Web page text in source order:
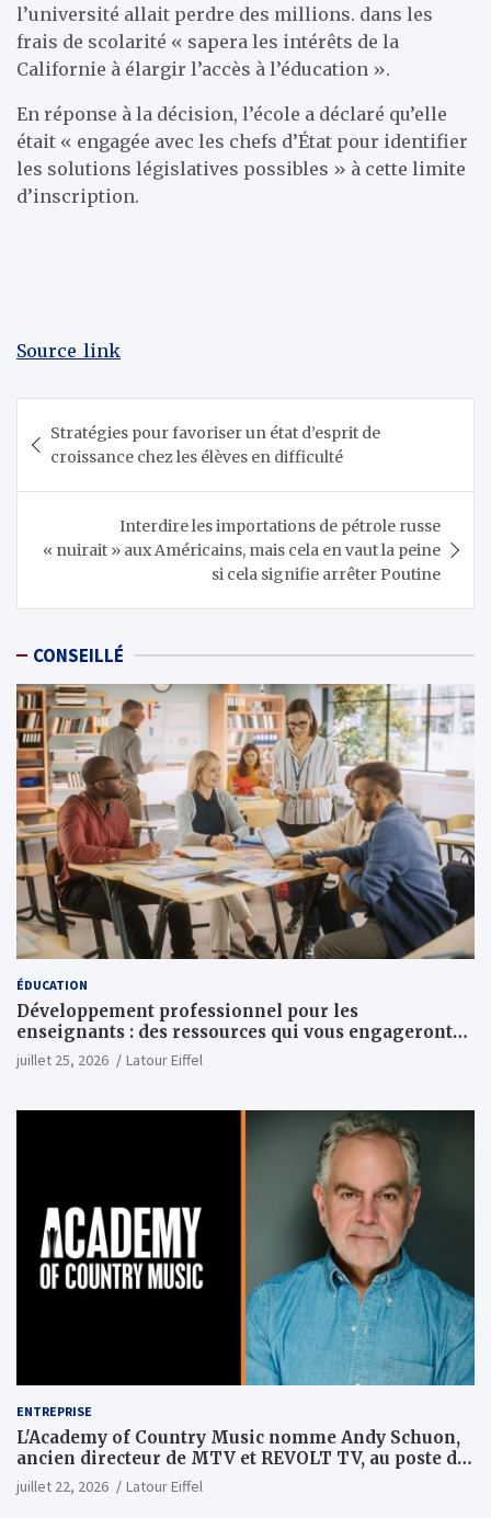
l’université allait perdre des millions. dans les
frais de scolarité « sapera les intérêts de la
Californie à élargir l’accès à l’éducation ».
En réponse à la décision, l’école a déclaré qu’elle
était « engagée avec les chefs d’État pour identifier
les solutions législatives possibles » à cette limite
d’inscription.
Source_link
de
l’article
Stratégies pour favoriser un état d’esprit de
croissance chez les élèves en difficulté
Interdire les importations de pétrole russe
« nuirait » aux Américains, mais cela en vaut la peine
si cela signifie arrêter Poutine
CONSEILLÉ
ÉDUCATION
Développement professionnel pour les
enseignants : des ressources qui vous engageront
vraiment
juillet 25, 2026 Latour Eiffel
ENTREPRISE
L'Academy of Country Music nomme Andy Schuon,
ancien directeur de MTV et REVOLT TV, au poste de
PDG
juillet 22, 2026 Latour Eiffel